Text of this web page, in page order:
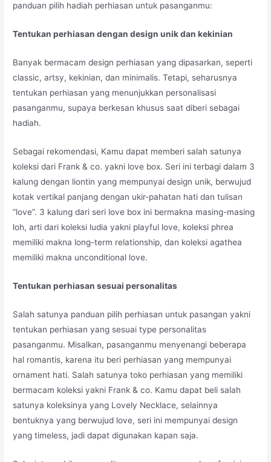
panduan pilih hadiah perhiasan untuk pasanganmu:
Tentukan perhiasan dengan design unik dan kekinian
Banyak bermacam design perhiasan yang dipasarkan, seperti
classic, artsy, kekinian, dan minimalis. Tetapi, seharusnya
tentukan perhiasan yang menunjukkan personalisasi
pasanganmu, supaya berkesan khusus saat diberi sebagai
hadiah.
Sebagai rekomendasi, Kamu dapat memberi salah satunya
koleksi dari Frank & co. yakni love box. Seri ini terbagi dalam 3
kalung dengan liontin yang mempunyai design unik, berwujud
kotak vertikal panjang dengan ukir-pahatan hati dan tulisan
“love”. 3 kalung dari seri love box ini bermakna masing-masing
loh, arti dari koleksi ludia yakni playful love, koleksi phrea
memiliki makna long-term relationship, dan koleksi agathea
memiliki makna unconditional love.
Tentukan perhiasan sesuai personalitas
Salah satunya panduan pilih perhiasan untuk pasangan yakni
tentukan perhiasan yang sesuai type personalitas
pasanganmu. Misalkan, pasanganmu menyenangi beberapa
hal romantis, karena itu beri perhiasan yang mempunyai
ornament hati. Salah satunya toko perhiasan yang memiliki
bermacam koleksi yakni Frank & co. Kamu dapat beli salah
satunya koleksinya yang Lovely Necklace, selainnya
bentuknya yang berwujud love, seri ini mempunyai design
yang timeless, jadi dapat digunakan kapan saja.